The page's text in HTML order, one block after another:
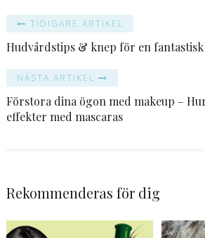
TIDIGARE ARTIKEL
Hudvårdstips & knep för en
NÄSTA ARTIKEL
Förstora dina ögon med makeup –
effekter med mascaras
Rekommenderas för dig